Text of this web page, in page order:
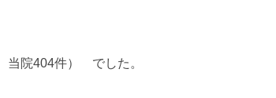
当院404件） でした。